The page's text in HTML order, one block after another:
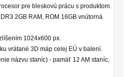
pre bleskovú prácu s produktom.
2GB RAM, ROM 16GB vnútorná
1024x600 px.
vrátané 3D máp celej EÚ v balení.
názvu staníc) - pamäť 12 AM staníc,